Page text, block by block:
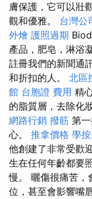
膚保護，它可以壯
觀和優雅。 台灣公
外燴 護照過期
產品，肥皂，淋浴
註冊我們的新聞通
和折扣的人。 北區
館 台胞證 費用 精
的脂質層，去除化
網路行銷 撥筋 第
心。 推拿價格 學
他創建了非常受歡
生在任何年齡都要
慢。 曬傷很痛苦，
位，甚至會影響嘴